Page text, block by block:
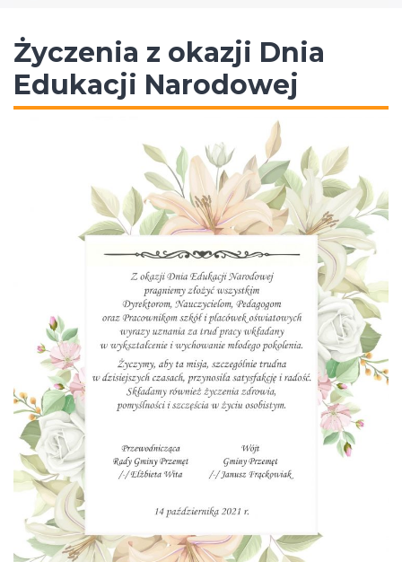
Życzenia z okazji Dnia
Edukacji Narodowej